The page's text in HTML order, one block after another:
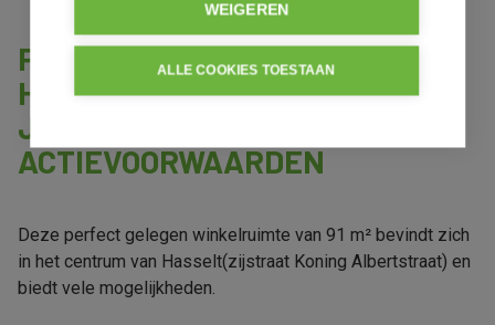
Perfect gelegen winkelruimte te
Hasselt HUUR HET EERSTE
JAAR AAN
ACTIEVOORWAARDEN
Deze perfect gelegen winkelruimte van 91 m² bevindt zich
in het centrum van Hasselt(zijstraat Koning Albertstraat) en
biedt vele mogelijkheden.
WEIGEREN
ALLE COOKIES TOESTAAN